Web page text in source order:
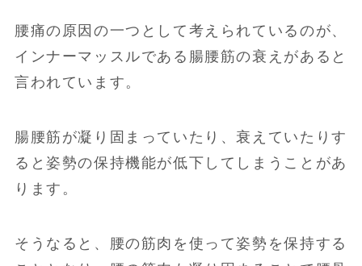
腰痛の原因の一つとして考えられているのが、
インナーマッスルである腸腰筋の衰えがあると
言われています。
腸腰筋が凝り固まっていたり、衰えていたりす
ると姿勢の保持機能が低下してしまうことがあ
ります。
そうなると、腰の筋肉を使って姿勢を保持する